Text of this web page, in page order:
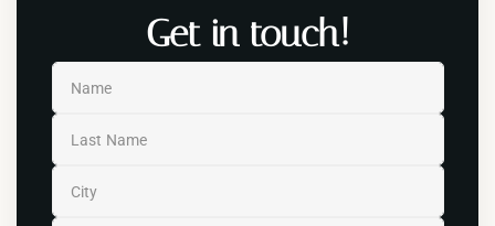
Get in touch!